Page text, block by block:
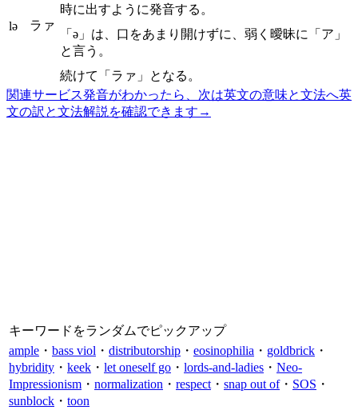
lə ラァ
時に出すように発音する。
「ə」は、口をあまり開けずに、弱く曖昧に「ア」
と言う。
続けて「ラァ」となる。
関連サービス発音がわかったら、次は英文の意味と文法へ英
文の訳と文法解説を確認できます →
キーワードをランダムでピックアップ
ample ・ bass viol ・ distributorship ・ eosinophilia ・ goldbrick ・
hybridity ・ keek ・ let oneself go ・ lords-and-ladies ・ Neo-
Impressionism ・ normalization ・ respect ・ snap out of・ SOS ・
sunblock ・ toon